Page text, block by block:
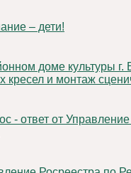
– дети!
кресел и монтаж